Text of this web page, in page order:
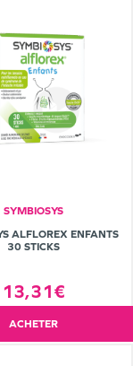
SYMBIOSYS
ALFLOREX ENFANTS
30 STICKS
13,31€
ACHETER